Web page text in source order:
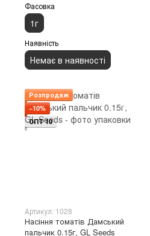
Фасовка
1г
Наявність
Немає в наявності
Розпродаж
−10%
ОПТ 10
Артикул: 1028
Насіння томатів Дамський
пальчик 0.15г, GL Seeds